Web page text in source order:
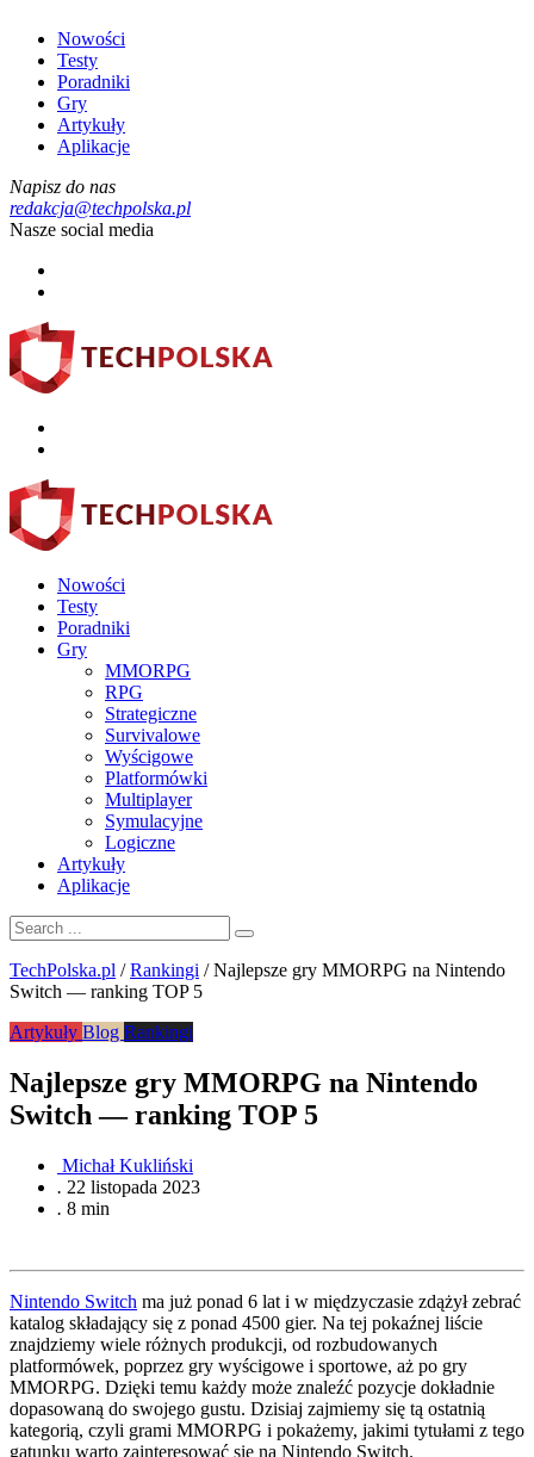
Nowości
Testy
Poradniki
Gry
Artykuły
Aplikacje
Napisz do nas
redakcja@techpolska.pl
Nasze social media
Nowości
Testy
Poradniki
Gry
MMORPG
RPG
Strategiczne
Survivalowe
Wyścigowe
Platformówki
Multiplayer
Symulacyjne
Logiczne
Artykuły
Aplikacje
TechPolska.pl /Rankingi /Najlepsze gry MMORPG na Nintendo
Switch — ranking TOP 5
Artykuły Blog Rankingi
Najlepsze gry MMORPG na Nintendo
Switch — ranking TOP 5
Michał Kukliński
. 22 listopada 2023
. 8 min
Nintendo Switch ma już ponad 6 lat i w międzyczasie zdążył zebrać
katalog składający się z ponad 4500 gier. Na tej pokaźnej liście
znajdziemy wiele różnych produkcji, od rozbudowanych
platformówek, poprzez gry wyścigowe i sportowe, aż po gry
MMORPG. Dzięki temu każdy może znaleźć pozycje dokładnie
dopasowaną do swojego gustu. Dzisiaj zajmiemy się tą ostatnią
kategorią, czyli grami MMORPG i pokażemy, jakimi tytułami z tego
gatunku warto zainteresować się na Nintendo Switch.